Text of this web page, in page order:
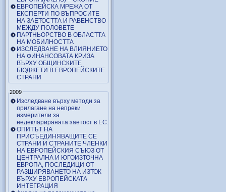
ЕВРОПЕЙСКА МРЕЖА ОТ
ЕКСПЕРТИ ПО ВЪПРОСИТЕ
НА ЗАЕТОСТТА И РАВЕНСТВО
МЕЖДУ ПОЛОВЕТЕ
ПАРТНЬОРСТВО В ОБЛАСТТА
НА МОБИЛНОСТТА
ИЗСЛЕДВАНЕ НА ВЛИЯНИЕТО
НА ФИНАНСОВАТА КРИЗА
ВЪРХУ ОБЩИНСКИТЕ
БЮДЖЕТИ В ЕВРОПЕЙСКИТЕ
СТРАНИ
2009
Изследване върху методи за
прилагане на непреки
измерители за
недекларираната заетост в ЕС.
ОПИТЪТ НА
ПРИСЪЕДИНЯВАЩИТЕ СЕ
СТРАНИ И СТРАНИТЕ ЧЛЕНКИ
НА ЕВРОПЕЙСКИЯ СЪЮЗ ОТ
ЦЕНТРАЛНА И ЮГОИЗТОЧНА
ЕВРОПА, ПОСЛЕДИЦИ ОТ
РАЗШИРЯВАНЕТО НА ИЗТОК
ВЪРХУ ЕВРОПЕЙСКАТА
ИНТЕГРАЦИЯ